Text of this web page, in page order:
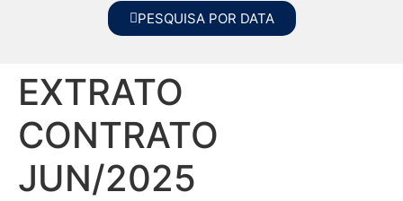
PESQUISA POR DATA
EXTRATO
CONTRATO
JUN/2025